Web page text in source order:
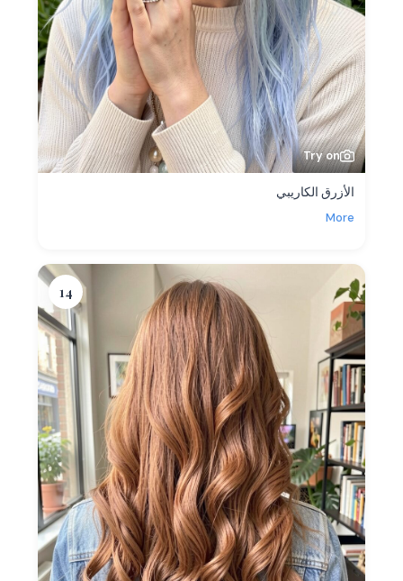
Try on
الأزرق الكاريبي
More
14